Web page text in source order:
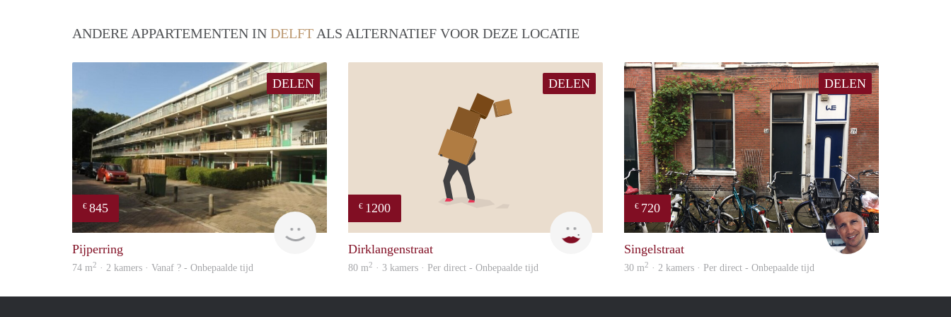
ANDERE APPARTEMENTEN IN DELFT ALS ALTERNATIEF VOOR DEZE LOCATIE
DELEN
€ 845
rent
Pijperring
74 m2 · 2 kamers · Vanaf ? - Onbepaalde tijd
DELEN
€ 1200
Dirklangenstraat
80 m2 · 3 kamers · Per direct - Onbepaalde tijd
DELEN
€ 720
Michiel
Singelstraat
30 m2 · 2 kamers · Per direct - Onbepaalde tijd